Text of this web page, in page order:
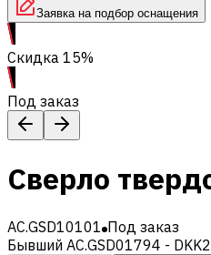
Заявка на подбор оснащения
Скидка 15%
Под заказ
Сверло
AC.GSD10101 Под заказ
Бывший AC.GSD01794 -